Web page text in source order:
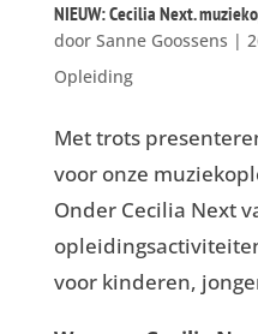
NIEUW: Cecilia Next.
door Sanne Goossens |
Opleiding
Met trots
voor onze
Onder Cecilia Next
voor kinderen,